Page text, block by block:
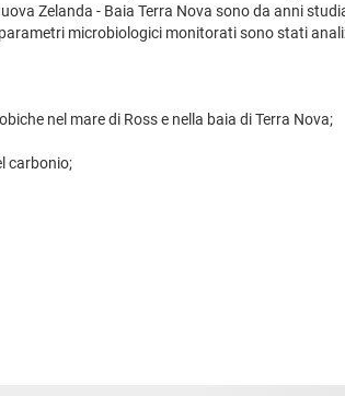
Zelanda - Baia Terra Nova sono da anni
microbiologici monitorati sono stati
nel mare di Ross e nella baia di Terra Nova;
carbonio;